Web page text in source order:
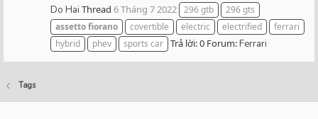
Do Hai Thread 6 Tháng 7 2022 296 gtb
296 gts
assettofiorano covertible electric electrified
ferrari
hybrid
phev sports car Trả lời: 0 Forum:Ferrari
Tags